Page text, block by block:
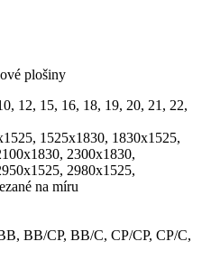
plošiny
12, 15, 16, 18, 19, 20, 21, 22,
1525х1830, 1830х1525,
2300х1830,
2980х1525,
na míru
ВB/CP, BB/C, CP/CP, CP/C,